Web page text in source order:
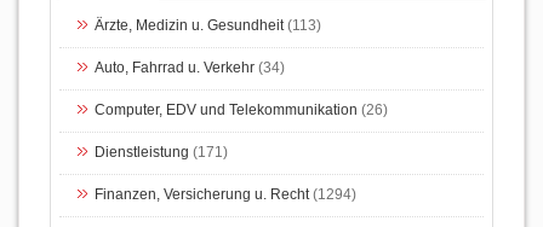
Ärzte, Medizin u. Gesundheit(113)
Auto, Fahrrad u. Verkehr (34)
Computer, EDV und Telekommunikation (26)
Dienstleistung (171)
Finanzen, Versicherung u. Recht(1294)